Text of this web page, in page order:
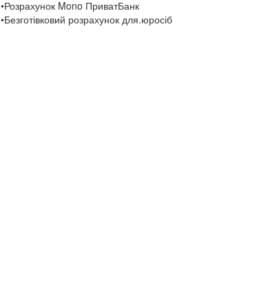
•Розрахунок Mono ПриватБанк
•Безготівковий розрахунок для.юросіб